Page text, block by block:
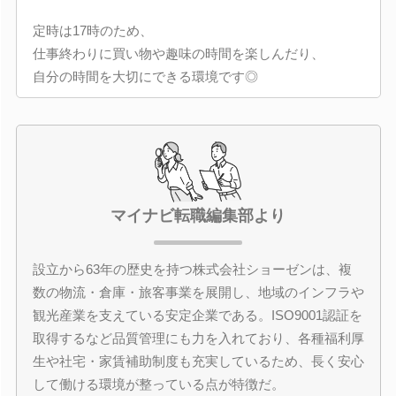
定時は17時のため、
仕事終わりに買い物や趣味の時間を楽しんだり、
自分の時間を大切にできる環境です◎
マイナビ転職編集部より
設立から63年の歴史を持つ株式会社ショーゼンは、複
数の物流・倉庫・旅客事業を展開し、地域のインフラや
観光産業を支えている安定企業である。ISO9001認証を
取得するなど品質管理にも力を入れており、各種福利厚
生や社宅・家賃補助制度も充実しているため、長く安心
して働ける環境が整っている点が特徴だ。